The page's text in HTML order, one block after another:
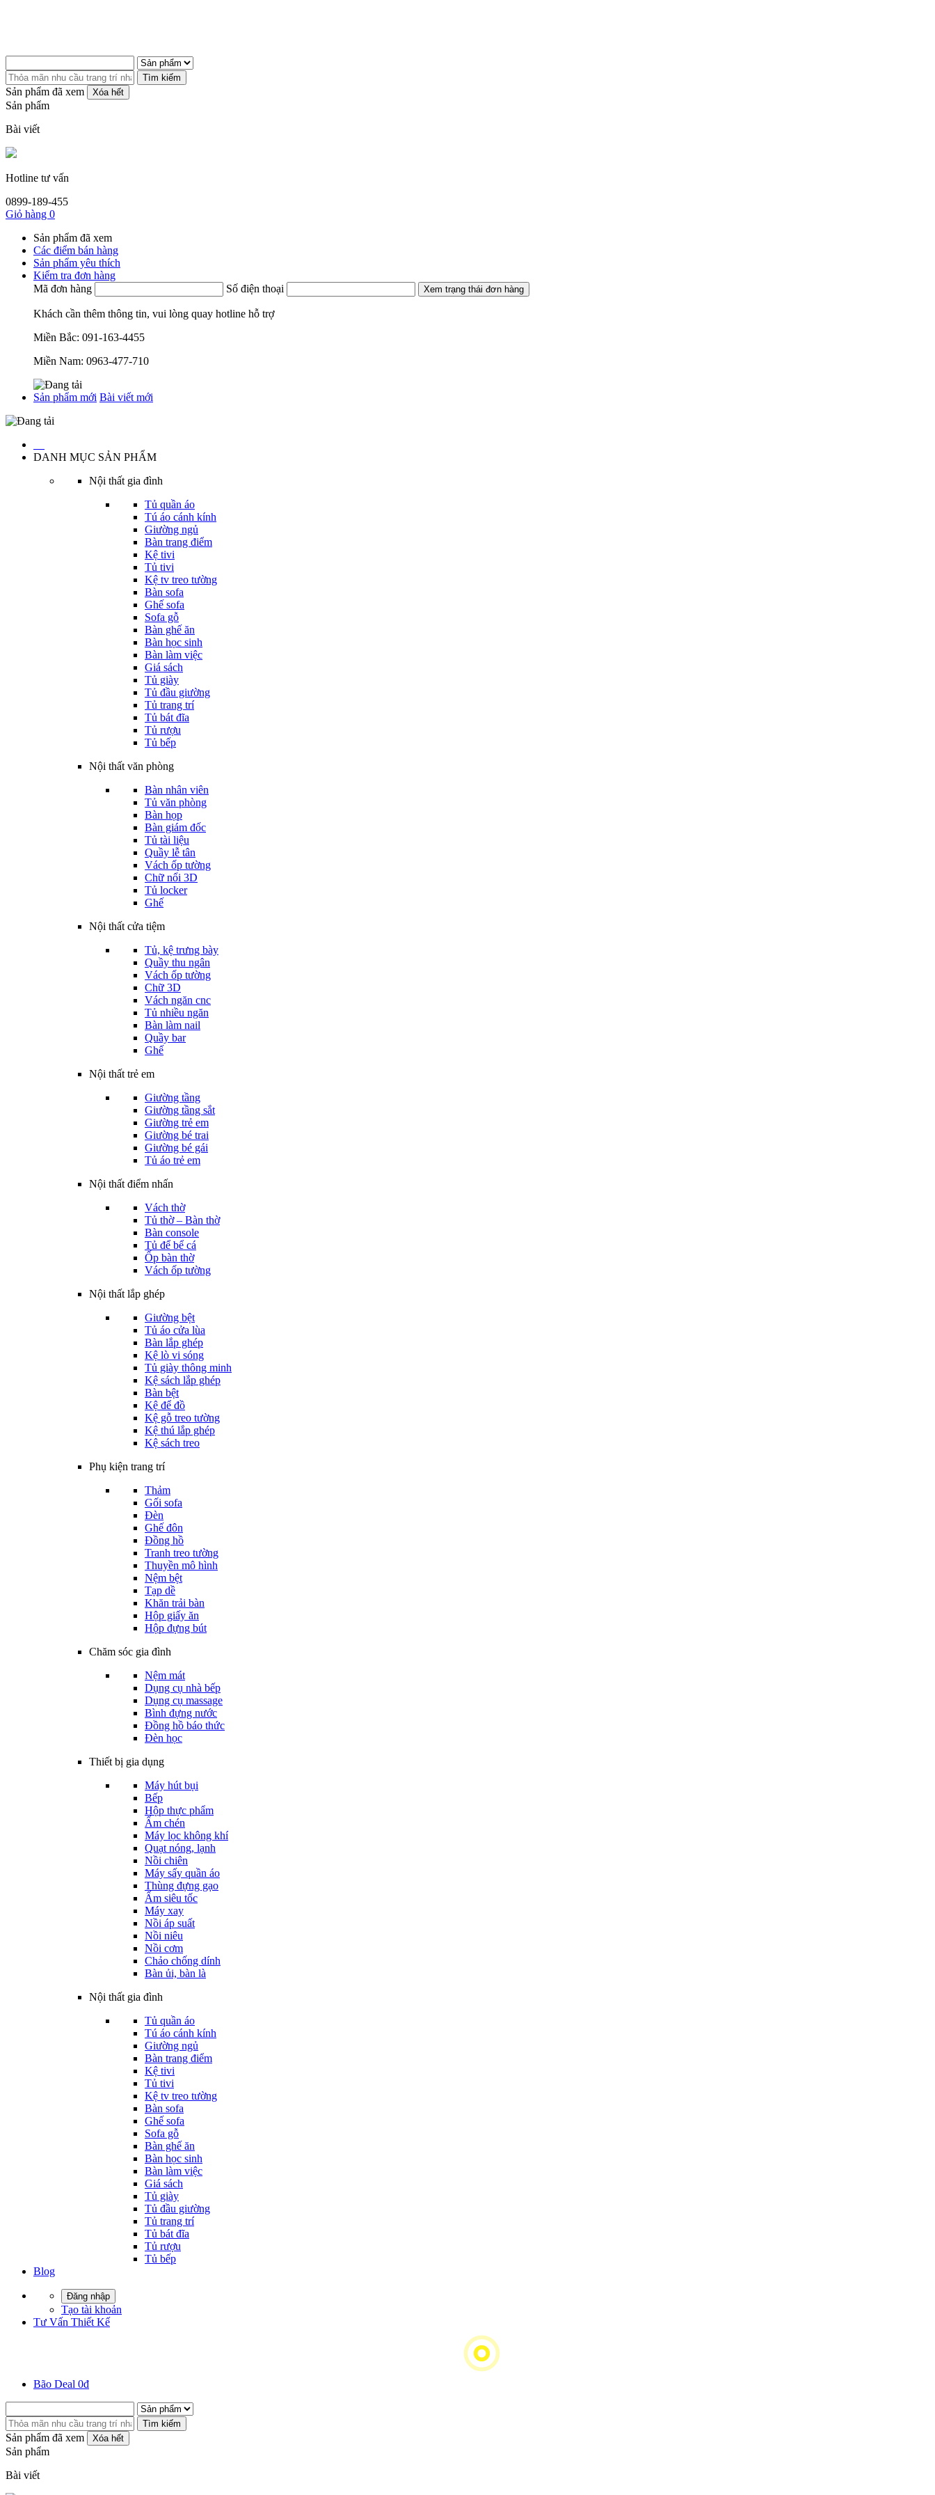
Tìm kiếm
Sản phẩm đã xem Xóa hết
Sản phẩm
Bài viết
Hotline tư vấn
0899-189-455
Giỏ hàng 0
Sản phẩm đã xem
Các điểm bán hàng
Sản phẩm yêu thích
Kiểm tra đơn hàng
Mã đơn hàng
Số điện thoại Xem trạng thái đơn hàng
Khách cần thêm thông tin, vui lòng quay hotline hỗ trợ
Miền Bắc: 091-163-4455
Miền Nam: 0963-477-710
Sản phẩm mới Bài viết mới
DANH MỤC SẢN PHẨM
Nội thất gia đình
Tủ quần áo
Tú áo cánh kính
Giường ngủ
Bàn trang điểm
Kệ tivi
Tủ tivi
Kệ tv treo tường
Bàn sofa
Ghế sofa
Sofa gỗ
Bàn ghế ăn
Bàn học sinh
Bàn làm việc
Giá sách
Tủ giày
Tủ đầu giường
Tủ trang trí
Tủ bát đĩa
Tủ rượu
Tủ bếp
Nội thất văn phòng
Bàn nhân viên
Tủ văn phòng
Bàn họp
Bàn giám đốc
Tủ tài liệu
Quầy lễ tân
Vách ốp tường
Chữ nổi 3D
Tủ locker
Ghế
Nội thất cửa tiệm
Tủ, kệ trưng bày
Quầy thu ngân
Vách ốp tường
Chữ 3D
Vách ngăn cnc
Tủ nhiều ngăn
Bàn làm nail
Quầy bar
Ghế
Nội thất trẻ em
Giường tầng
Giường tầng sắt
Giường trẻ em
Giường bé trai
Giường bé gái
Tủ áo trẻ em
Nội thất điểm nhấn
Vách thờ
Tủ thờ – Bàn thờ
Bàn console
Tủ để bể cá
Ốp bàn thờ
Vách ốp tường
Nội thất lắp ghép
Giường bệt
Tủ áo cửa lùa
Bàn lắp ghép
Kệ lò vi sóng
Tủ giày thông minh
Kệ sách lắp ghép
Bàn bệt
Kệ để đồ
Kệ gỗ treo tường
Kệ thú lắp ghép
Kệ sách treo
Phụ kiện trang trí
Thảm
Gối sofa
Đèn
Ghế đôn
Đồng hồ
Tranh treo tường
Thuyền mô hình
Nệm bệt
Tạp dề
Khăn trải bàn
Hộp giấy ăn
Hộp đựng bút
Chăm sóc gia đình
Nệm mát
Dụng cụ nhà bếp
Dụng cụ massage
Bình đựng nước
Đồng hồ báo thức
Đèn học
Thiết bị gia dụng
Máy hút bụi
Bếp
Hộp thực phẩm
Ấm chén
Máy lọc không khí
Quạt nóng, lạnh
Nồi chiên
Máy sấy quần áo
Thùng đựng gạo
Ấm siêu tốc
Máy xay
Nồi áp suất
Nồi niêu
Nồi cơm
Chảo chống dính
Bàn ủi, bàn là
Nội thất gia đình
Tủ quần áo
Tú áo cánh kính
Giường ngủ
Bàn trang điểm
Kệ tivi
Tủ tivi
Kệ tv treo tường
Bàn sofa
Ghế sofa
Sofa gỗ
Bàn ghế ăn
Bàn học sinh
Bàn làm việc
Giá sách
Tủ giày
Tủ đầu giường
Tủ trang trí
Tủ bát đĩa
Tủ rượu
Tủ bếp
Blog
Đăng nhập
Tạo tài khoản
Tư Vấn Thiết Kế
Bão Deal 0đ
Tìm kiếm
Sản phẩm đã xem Xóa hết
Sản phẩm
Bài viết